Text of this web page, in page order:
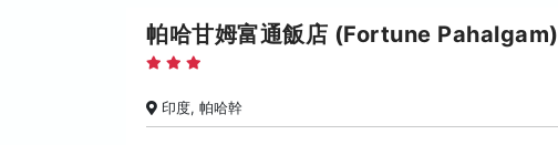
帕哈甘姆富通飯店 (Fortune Pahalgam)
印度, 帕哈幹